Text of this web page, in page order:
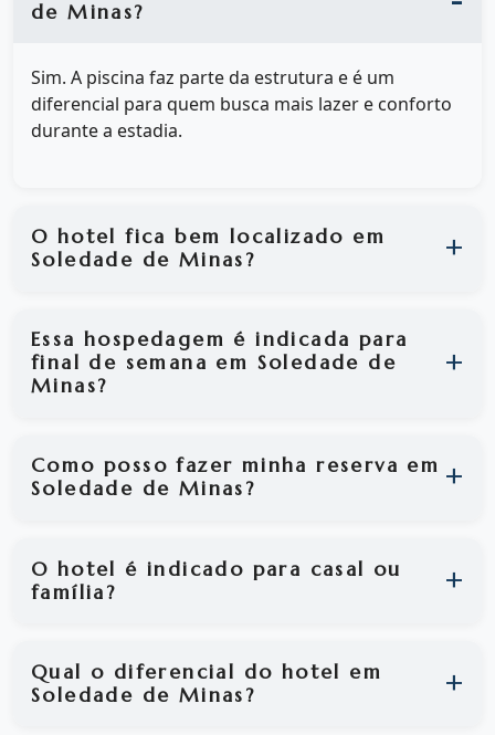
de Minas?
Sim. A piscina faz parte da estrutura e é um
diferencial para quem busca mais lazer e conforto
durante a estadia.
O hotel fica bem localizado em
Soledade de Minas?
Essa hospedagem é indicada para
final de semana em Soledade de
Minas?
Como posso fazer minha reserva em
Soledade de Minas?
O hotel é indicado para casal ou
família?
Qual o diferencial do hotel em
Soledade de Minas?